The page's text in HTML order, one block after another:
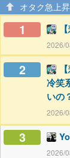
オタク急上昇
1
2026/
2
冷笑
いの
2026/
3
2026/